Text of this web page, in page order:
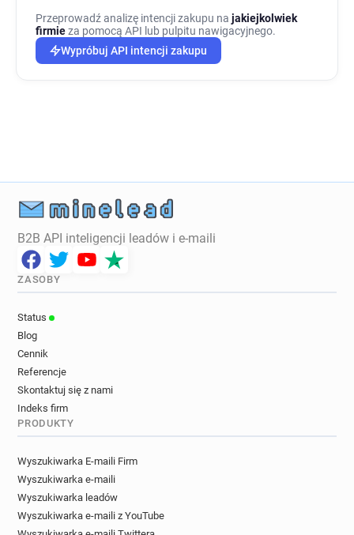
Przeprowadź analizę intencji zakupu na jakiejkolwiek
firmieza pomocą API lub pulpitu nawigacyjnego.
Wypróbuj API intencji zakupu
B2B API inteligencji leadów i e-maili
ZASOBY
Status
Blog
Cennik
Referencje
Skontaktuj się z nami
Indeks firm
PRODUKTY
Wyszukiwarka E-maili Firm
Wyszukiwarka e-maili
Wyszukiwarka leadów
Wyszukiwarka e-maili z YouTube